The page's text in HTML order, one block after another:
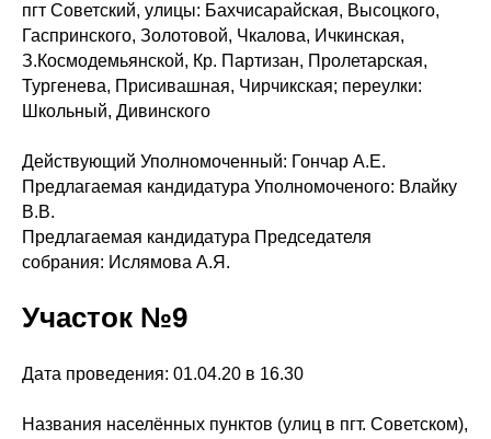
пгт Советский, улицы: Бахчисарайская, Высоцкого,
Гаспринского, Золотовой, Чкалова, Ичкинская,
З.Космодемьянской, Кр. Партизан, Пролетарская,
Тургенева, Присивашная, Чирчикская; переулки:
Школьный, Дивинского
Действующий Уполномоченный: Гончар А.Е.
Предлагаемая кандидатура Уполномоченого: Влайку
В.В.
Предлагаемая кандидатура Председателя
собрания: Ислямова А.Я.
Участок №9
Дата проведения: 01.04.20 в 16.30
Названия населённых пунктов (улиц в пгт. Советском),